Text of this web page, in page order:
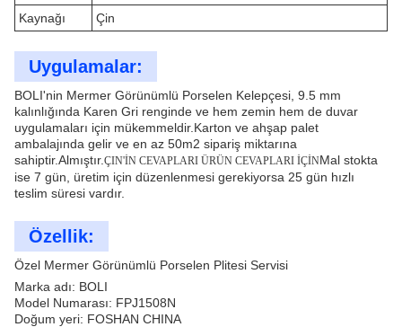
Kaynağı
Çin
Uygulamalar:
BOLI'nin Mermer Görünümlü Porselen Kelepçesi, 9.5 mm
kalınlığında Karen Gri renginde ve hem zemin hem de duvar
uygulamaları için mükemmeldir.Karton ve ahşap palet
ambalajında gelir ve en az 50m2 sipariş miktarına
sahiptir.Almıştır. ÇIN'İN CEVAPLARI ÜRÜN CEVAPLARI İÇİNMal stokta
ise 7 gün, üretim için düzenlenmesi gerekiyorsa 25 gün hızlı
teslim süresi vardır.
Özellik:
Özel Mermer Görünümlü Porselen Plitesi Servisi
Marka adı: BOLI
Model Numarası: FPJ1508N
Doğum yeri: FOSHAN CHINA